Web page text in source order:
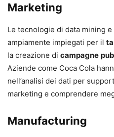
Marketing
Le tecnologie di data mining
ampiamente impiegati per il
la creazione di campagne
Aziende come Coca Cola
nell’analisi dei dati per
marketing e comprendere
Manufacturing